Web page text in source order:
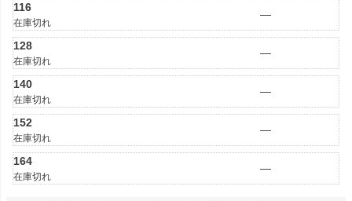
116
在庫切れ
—
128
在庫切れ
—
140
在庫切れ
—
152
在庫切れ
—
164
在庫切れ
—